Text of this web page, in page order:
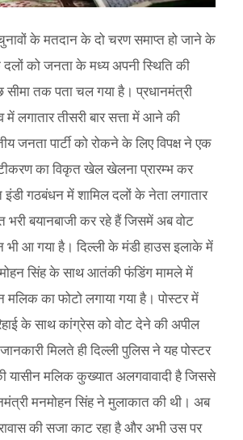
के मतदान के दो चरण समाप्त हो जाने के
दलों को जनता के मध्य अपनी स्थिति की
सीमा तक पता चल गया है। प्रधानमंत्री
लगातार तीसरी बार सत्ता में आने की
जनता पार्टी को रोकने के लिए विपक्ष ने एक
का विकृत खेल खेलना प्रारम्भ कर
इंडी गठबंधन में शामिल दलों के नेता लगातार
बयानबाजी कर रहे हैं जिसमें अब वोट
भी आ गया है। दिल्ली के मंडी हाउस इलाके में
सिंह के साथ आतंकी फंडिंग मामले में
मलिक का फोटो लगाया गया है। पोस्टर में
के साथ कांग्रेस को वोट देने की अपील
मिलते ही दिल्ली पुलिस ने यह पोस्टर
यासीन मलिक कुख्यात अलगवावादी है जिससे
मनमोहन सिंह ने मुलाकात की थी। अब
की सजा काट रहा है और अभी उस पर